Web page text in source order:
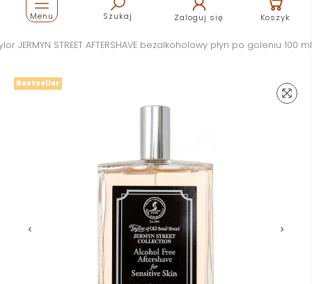
Szukaj Zaloguj się Koszyk
Menu
JERMYN STREET AFTERSHAVE bezalkoholowy płyn po goleniu 100 ml
Bestseller